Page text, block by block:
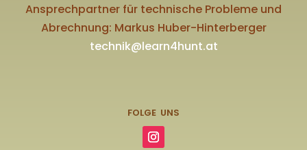
Ansprechpartner für technische Probleme und
Abrechnung: Markus Huber-Hinterberger
technik@learn4hunt.at
FOLGE UNS